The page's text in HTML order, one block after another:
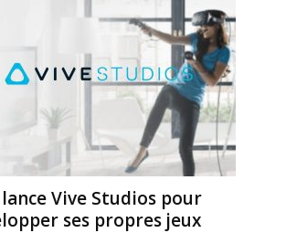
lance Vive Studios pour
ses propres jeux